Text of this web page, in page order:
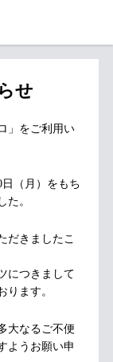
せ
」をご利用い
（月）をもち
た。
だきましたこ
につきまして
ります。
大なるご不便
ようお願い申